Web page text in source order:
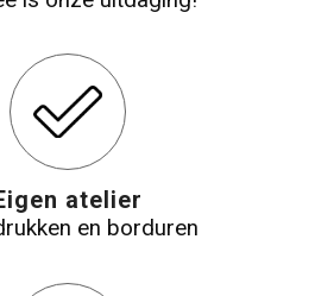
atelier
en borduren